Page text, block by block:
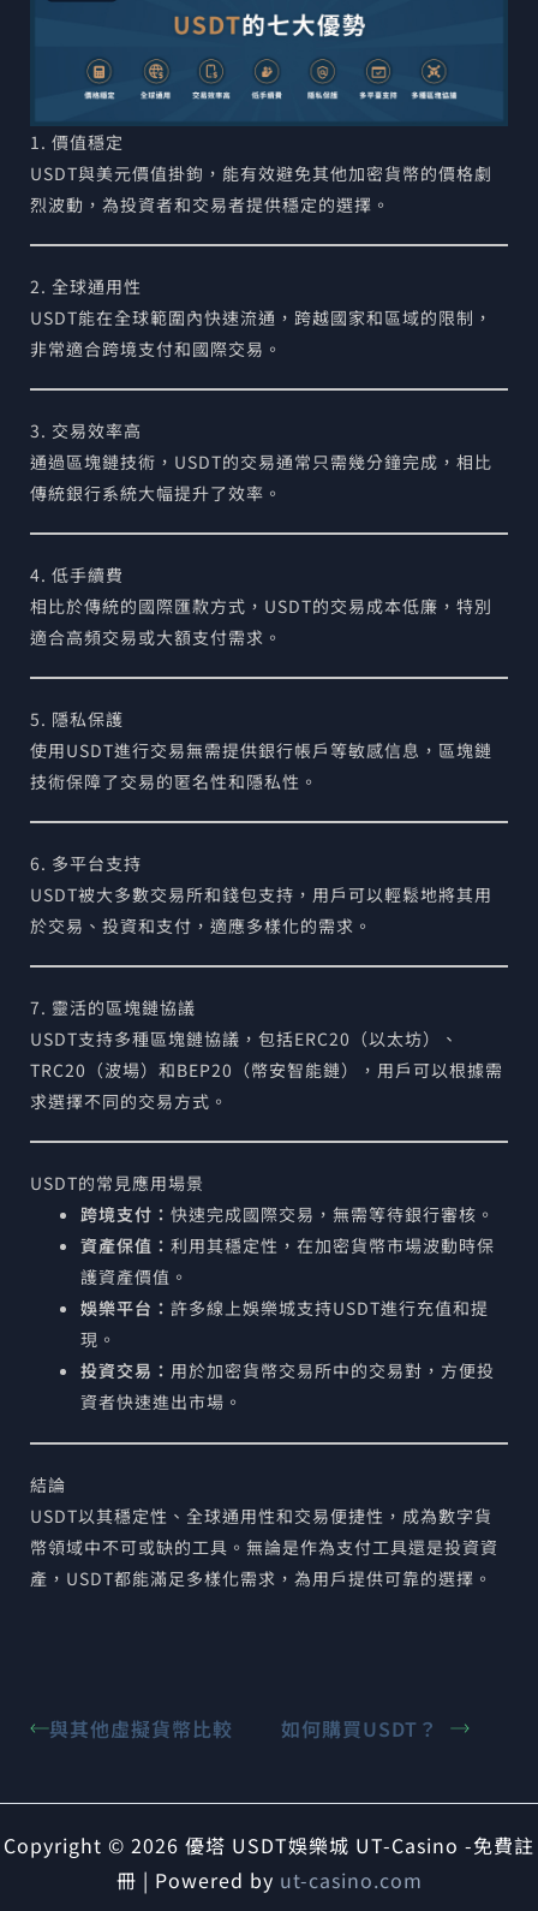
1. 價值穩定
USDT與美元價值掛鉤，能有效避免其他加密貨幣的價格劇
烈波動，為投資者和交易者提供穩定的選擇。
2. 全球通用性
USDT能在全球範圍內快速流通，跨越國家和區域的限制，
非常適合跨境支付和國際交易。
3. 交易效率高
通過區塊鏈技術，USDT的交易通常只需幾分鐘完成，相比
傳統銀行系統大幅提升了效率。
4. 低手續費
相比於傳統的國際匯款方式，USDT的交易成本低廉，特別
適合高頻交易或大額支付需求。
5. 隱私保護
使用USDT進行交易無需提供銀行帳戶等敏感信息，區塊鏈
技術保障了交易的匿名性和隱私性。
6. 多平台支持
USDT被大多數交易所和錢包支持，用戶可以輕鬆地將其用
於交易、投資和支付，適應多樣化的需求。
7. 靈活的區塊鏈協議
USDT支持多種區塊鏈協議，包括ERC20（以太坊）、
TRC20（波場）和BEP20（幣安智能鏈），用戶可以根據需
求選擇不同的交易方式。
USDT的常見應用場景
跨境支付： 快速完成國際交易，無需等待銀行審核。
資產保值： 利用其穩定性，在加密貨幣市場波動時保
護資產價值。
娛樂平台： 許多線上娛樂城支持USDT進行充值和提
現。
投資交易： 用於加密貨幣交易所中的交易對，方便投
資者快速進出市場。
結論
USDT以其穩定性、全球通用性和交易便捷性，成為數字貨
幣領域中不可或缺的工具。無論是作為支付工具還是投資資
產，USDT都能滿足多樣化需求，為用戶提供可靠的選擇。
與其他虛擬貨幣比較 如何購買USDT？
Copyright © 2026 優塔 USDT娛樂城 UT-Casino -免費註
冊 | Powered by ut-casino.com